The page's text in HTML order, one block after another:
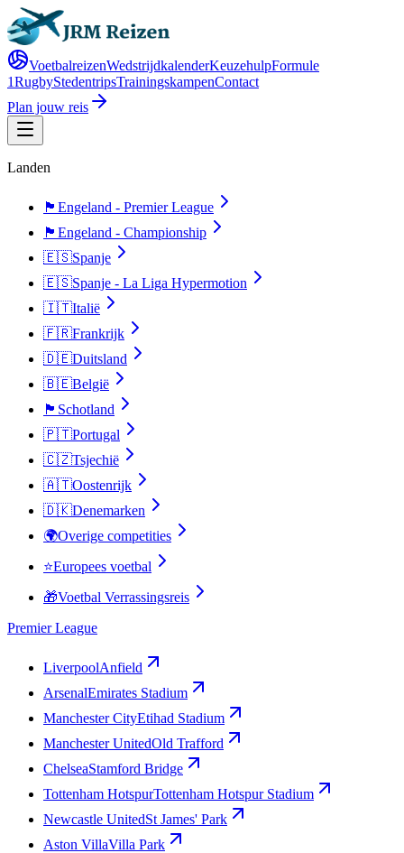
VoetbalreizenWedstrijdkalenderKeuzehulpFormule
1RugbyStedentripsTrainingskampenContact
Plan jouw reis
Landen
🏴󠁧󠁢󠁥󠁮󠁧󠁿 Engeland - Premier League
🏴󠁧󠁢󠁥󠁮󠁧󠁿 Engeland - Championship
🇪🇸Spanje
🇪🇸Spanje - La Liga Hypermotion
🇮🇹Italië
🇫🇷Frankrijk
🇩🇪Duitsland
🇧🇪België
🏴󠁧󠁢󠁳󠁣󠁴󠁿 Schotland
🇵🇹Portugal
🇨🇿Tsjechië
🇦🇹Oostenrijk
🇩🇰Denemarken
🌍Overige competities
⭐Europees voetbal
🎁Voetbal Verrassingsreis
Premier League
LiverpoolAnfield
ArsenalEmirates Stadium
Manchester CityEtihad Stadium
Manchester UnitedOld Trafford
ChelseaStamford Bridge
Tottenham HotspurTottenham Hotspur Stadium
Newcastle UnitedSt James' Park
Aston VillaVilla Park